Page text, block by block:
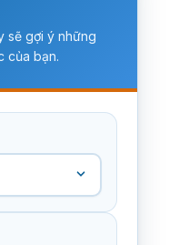
sẽ gợi ý những
của bạn.